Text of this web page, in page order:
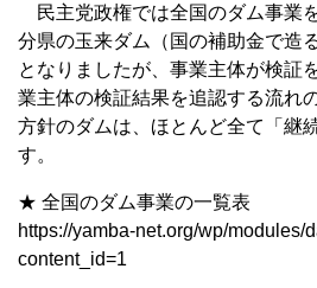
民主党政権では全国のダム事業
分県の玉来ダム（国の補助金で造
となりましたが、事業主体が検証
業主体の検証結果を追認する流れ
方針のダムは、ほとんど全て「継
す。
★ 全国のダム事業の一覧表
https://yamba-net.org/wp/modules/
content_id=1